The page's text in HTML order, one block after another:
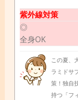
紫外線対策
◎
全身OK
この夏、
ラミドサ
策！独自
持つ「フ